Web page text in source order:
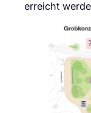
erreicht